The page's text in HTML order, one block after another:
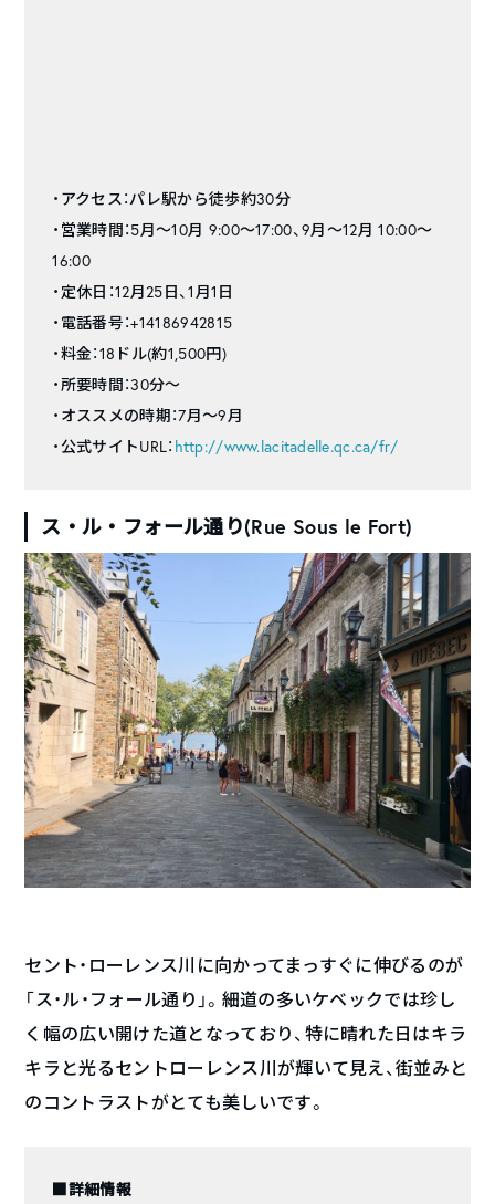
・アクセス：パレ駅から徒歩約30分
・営業時間：5月〜10月 9:00〜17:00、9月〜12月 10:00〜
16:00
・定休日：12月25日、1月1日
・電話番号：+14186942815
・料金：18ドル(約1,500円)
・所要時間：30分〜
・オススメの時期：7月〜9月
・公式サイトURL： http://www.lacitadelle.qc.ca/fr/
ス・ル・フォール通り(Rue Sous le Fort)
セント・ローレンス川に向かってまっすぐに伸びるのが
「ス・ル・フォール通り」。細道の多いケベックでは珍し
く幅の広い開けた道となっており、特に晴れた日はキラ
キラと光るセントローレンス川が輝いて見え、街並みと
のコントラストがとても美しいです。
■詳細情報